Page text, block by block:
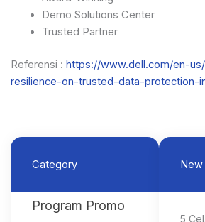
Demo Solutions Center
Trusted Partner
Referensi : https://www.dell.com/en-
resilience-on-trusted-data-protection-
Category
Program Promo
New
5